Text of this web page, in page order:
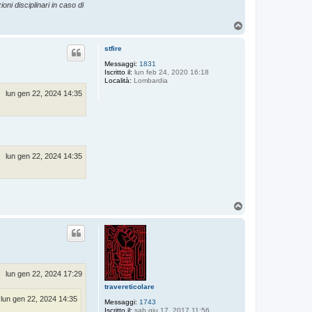
disciplinari in caso di
stfire
Messaggi: 1831
Iscritto il: lun feb 24, 2020 16:18
Località: Lombardia
lun gen 22, 2024 14:35
lun gen 22, 2024 14:35
travereticolare
Messaggi: 1743
Iscritto il: sab giu 17, 2017 11:56
lun gen 22, 2024 17:29
lun gen 22, 2024 14:35